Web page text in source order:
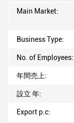
Main Market:
Business Type:
No. of Employees:
年間売上:
設立 年:
Export p.c: